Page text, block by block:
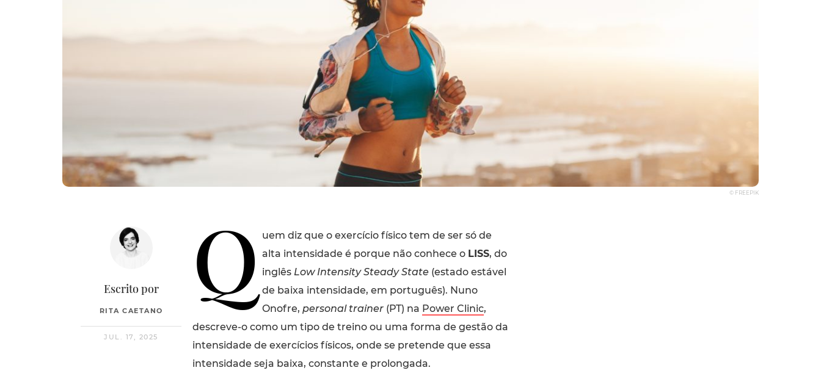
© FREEPIK
Escrito por
RITA CAETANO
JUL. 17, 2025
Q
uem diz que o exercício físico tem de ser só de
alta intensidade é porque não conhece o LISS, do
inglês Low Intensity Steady State(estado estável
de baixa intensidade, em português). Nuno
Onofre, personal trainer(PT) na Power Clinic,
descreve-o como um tipo de treino ou uma forma de gestão da
intensidade de exercícios físicos, onde se pretende que essa
intensidade seja baixa, constante e prolongada.